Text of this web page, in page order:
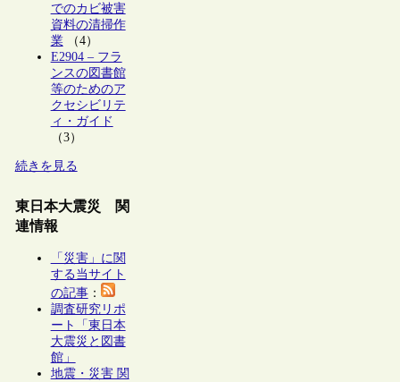
でのカビ被害
資料の清掃作
業（4）
E2904 – フラ
ンスの図書館
等のためのア
クセシビリテ
ィ・ガイド
（3）
続きを見る
東日本大震災 関
連情報
「災害」に関
する当サイト
の記事：
調査研究リポ
ート「東日本
大震災と図書
館」
地震・災害 関